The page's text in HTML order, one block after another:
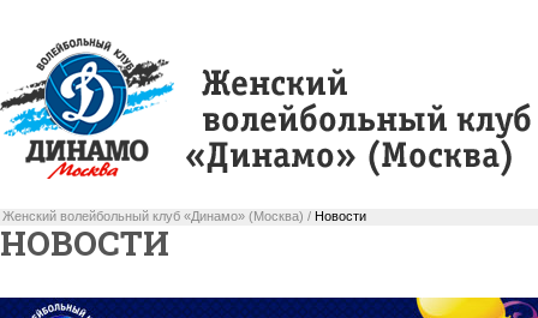
Женский волейбольный клуб «Динамо» (Москва) / Новости
НОВОСТИ